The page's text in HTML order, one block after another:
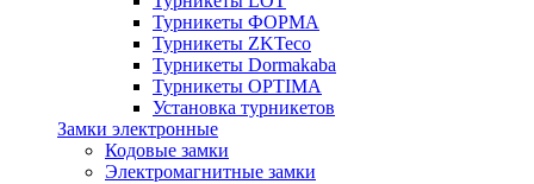
Турникеты ФОРМА
Турникеты ZKTeco
Турникеты Dormakaba
Турникеты OPTIMA
Установка турникетов
Замки электронные
Кодовые замки
Электромагнитные замки